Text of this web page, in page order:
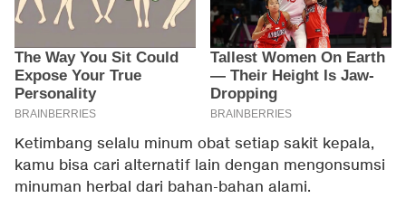
Ketimbang selalu minum obat setiap sakit kepala,
kamu bisa cari alternatif lain dengan mengonsumsi
minuman herbal dari bahan-bahan alami.